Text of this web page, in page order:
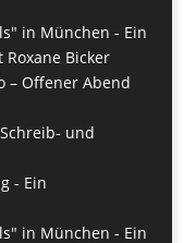
in München - Ein
Bicker
– Offener Abend
und
- Ein
in München - Ein